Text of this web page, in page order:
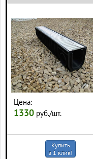
Цена:
1330 руб./шт.
Купить
в 1 клик!